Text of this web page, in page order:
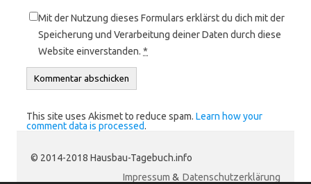
Mit der Nutzung dieses Formulars erklärst du dich mit der
Speicherung und Verarbeitung deiner Daten durch diese
Website einverstanden. *
This site uses Akismet to reduce spam. Learn how your
comment data is processed.
© 2014-2018 Hausbau-Tagebuch.info
Impressum & Datenschutzerklärung